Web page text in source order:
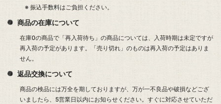
※ 振込手数料はご負担ください。
商品の在庫について
在庫0の商品で「再入荷待ち」の商品については、入荷時期は未定ですが
再入荷の予定があります。「売り切れ」のものは再入荷の予定はありま
せん。
返品交換について
商品の検品には万全を期しておりますが、万が一不良品や破損などござ
いましたら、5営業日以内にお知らせください。すぐに対応させていただ